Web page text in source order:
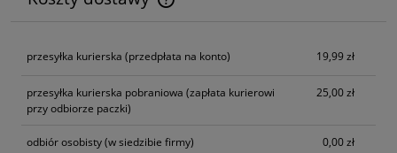
Cena nie zawiera ewentualnych kosztów płatności
przesyłka kurierska (przedpłata na konto) 19,99 zł
przesyłka kurierska pobraniowa (zapłata kurierowi
przy odbiorze paczki)
25,00 zł
odbiór osobisty(w siedzibie firmy) 0,00 zł